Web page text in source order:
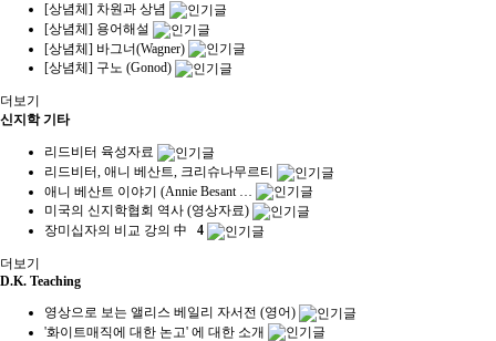
[상념체] 차원과 상념
[상념체] 용어해설
[상념체] 바그너(Wagner)
[상념체] 구노 (Gonod)
더보기
신지학 기타
리드비터 육성자료
리드비터, 애니 베산트, 크리슈나무르티
애니 베산트 이야기 (Annie Besant …
미국의 신지학협회 역사 (영상자료)
장미십자의 비교 강의 中
4
더보기
D.K. Teaching
영상으로 보는 앨리스 베일리 자서전 (영어)
'화이트매직에 대한 논고' 에 대한 소개